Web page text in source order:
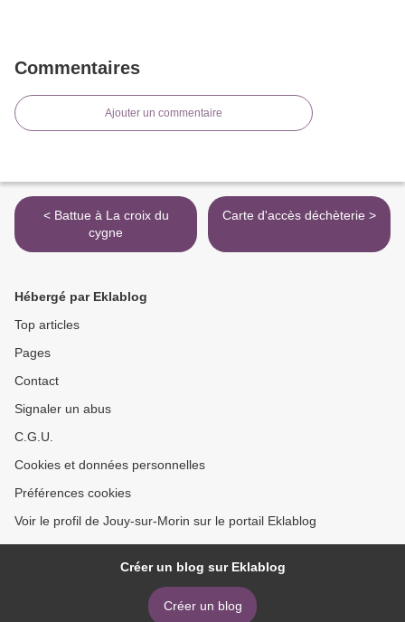
Commentaires
Ajouter un commentaire
< Battue à La croix du
cygne
Carte d'accès déchèterie >
Hébergé par Eklablog
Top articles
Pages
Contact
Signaler un abus
C.G.U.
Cookies et données personnelles
Préférences cookies
Voir le profil de Jouy-sur-Morin sur le portail Eklablog
Créer un blog sur Eklablog
Créer un blog